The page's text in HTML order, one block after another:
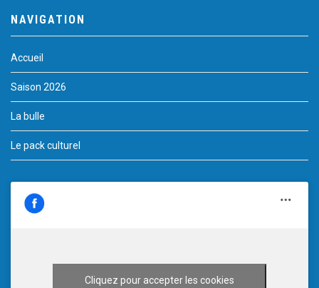
NAVIGATION
Accueil
Saison 2026
La bulle
Le pack culturel
Cliquez pour accepter les cookies